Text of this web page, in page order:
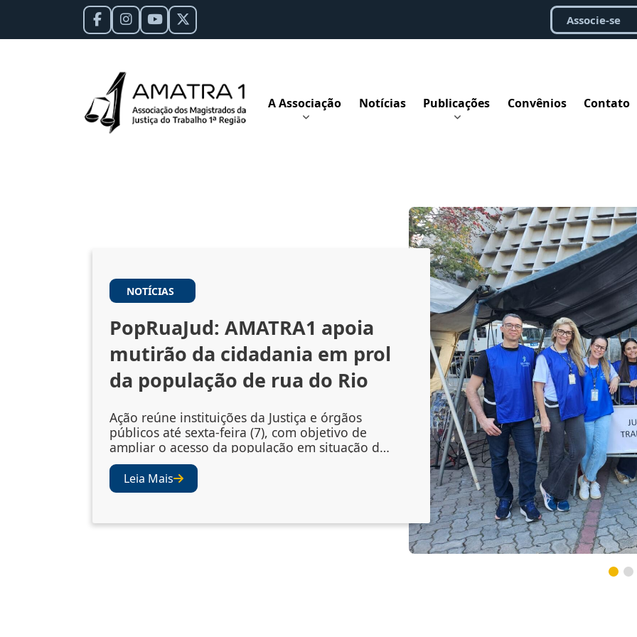
Associe-se
A Associação Notícias Publicações Convênios Contato
NOTÍCIAS
PopRuaJud: AMATRA1 apoia
mutirão da cidadania em prol
da população de rua do Rio
Ação reúne instituições da Justiça e órgãos
públicos até sexta-feira (7), com objetivo de
ampliar o acesso da população em situação de
rua a serviços essenciais A abertura da 5ª
edição do PopRuaJud-Rio reuniu
representantes do sistema de Justiça e de
externa da Catedral Metropolitana de São
Leia Mais